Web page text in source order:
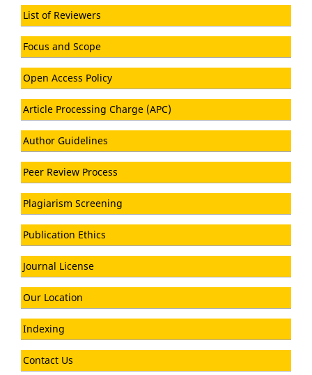
List of Reviewers
Focus and Scope
Open Access Policy
Article Processing Charge (APC)
Author Guidelines
Peer Review Process
Plagiarism Screening
Publication Ethics
Journal License
Our Location
Indexing
Contact Us